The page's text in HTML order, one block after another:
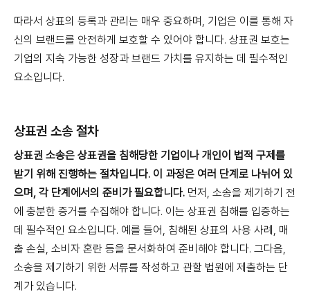
따라서 상표의 등록과 관리는 매우 중요하며, 기업은 이를 통해 자
신의 브랜드를 안전하게 보호할 수 있어야 합니다. 상표권 보호는
기업의 지속 가능한 성장과 브랜드 가치를 유지하는 데 필수적인
요소입니다.
상표권 소송 절차
상표권 소송은 상표권을 침해당한 기업이나 개인이 법적 구제를
받기 위해 진행하는 절차입니다. 이 과정은 여러 단계로 나뉘어 있
으며, 각 단계에서의 준비가 필요합니다. 먼저, 소송을 제기하기 전
에 충분한 증거를 수집해야 합니다. 이는 상표권 침해를 입증하는
데 필수적인 요소입니다. 예를 들어, 침해된 상표의 사용 사례, 매
출 손실, 소비자 혼란 등을 문서화하여 준비해야 합니다. 그다음,
소송을 제기하기 위한 서류를 작성하고 관할 법원에 제출하는 단
계가 있습니다.